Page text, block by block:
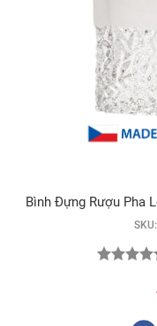
Bình Đựng Rượu Pha
SKU: